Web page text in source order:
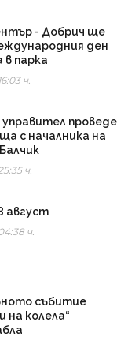
- Добрич ще
ден
парка
ч.
проведе
с началника на
ч.
август
ч.
събитие
на колела“